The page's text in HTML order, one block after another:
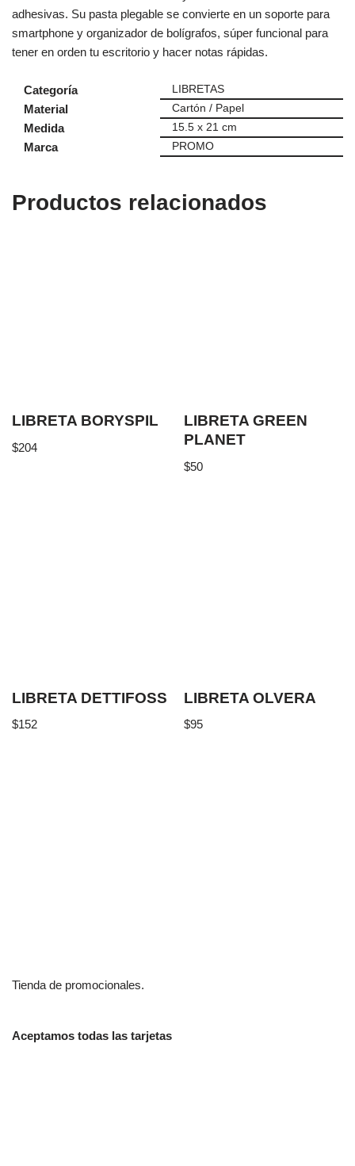
adhesivas. Su pasta plegable se convierte en un soporte para
smartphone y organizador de bolígrafos, súper funcional para
tener en orden tu escritorio y hacer notas rápidas.
Categoría LIBRETAS
Material Cartón / Papel
Medida 15.5 x 21 cm
Marca PROMO
Productos relacionados
LIBRETA BORYSPIL
$204
LIBRETA GREEN
PLANET
$50
LIBRETA DETTIFOSS
$152
LIBRETA OLVERA
$95
Tienda de promocionales.
Aceptamos todas las tarjetas